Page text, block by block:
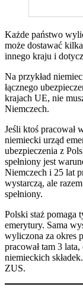
Każde państwo
może dostawać
innego kraju i
Na przykład
łącznego
krajach UE, nie
Niemczech.
Jeśli ktoś pracował
niemiecki urząd
ubezpieczenia z
spełniony jest
Niemczech i 25 lat
wystarczą, ale
spełniony.
Polski staż pomaga
emerytury. Sama
wyliczona za okres
pracował tam 3
niemieckich
ZUS.